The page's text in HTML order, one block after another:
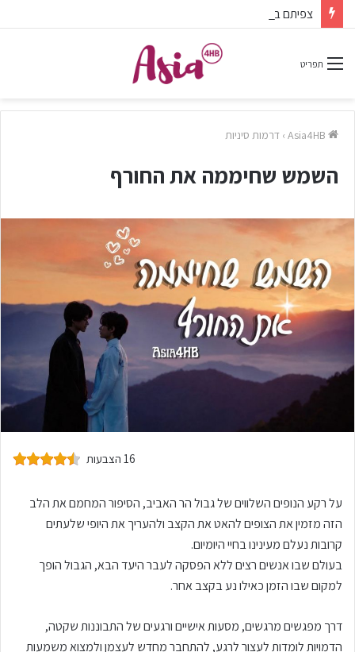
צפיתם בדרמה או סרט ונהניתם? אל תשכחו לפרגן בתגובות.
תפריט
› דרמות סיניות
השמש שחיממה את החורף
16 הצבעות
על רקע הנופים השלווים של גבול הר האביב, הסיפור המחמם את הלב
הזה מזמין את הצופים להאט את הקצב ולהעריך את היופי שלעתים
קרובות נעלם מעינינו בחיי היומיום.
בעולם שבו אנשים רצים ללא הפסקה לעבר היעד הבא, הגבול הופך
למקום שבו הזמן כאילו נע בקצב אחר.
דרך מפגשים מרגשים, מסעות אישיים ורגעים של התבוננות שקטה,
הדמויות לומדות לעצור לרגע, להתחבר מחדש לעצמן ולמצוא משמעות